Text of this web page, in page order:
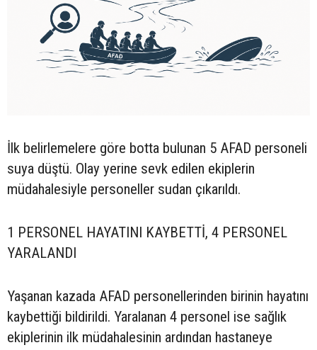
İlk belirlemelere göre botta bulunan 5 AFAD personeli
suya düştü. Olay yerine sevk edilen ekiplerin
müdahalesiyle personeller sudan çıkarıldı.
1 PERSONEL HAYATINI KAYBETTİ, 4 PERSONEL
YARALANDI
Yaşanan kazada AFAD personellerinden birinin hayatını
kaybettiği bildirildi. Yaralanan 4 personel ise sağlık
ekiplerinin ilk müdahalesinin ardından hastaneye